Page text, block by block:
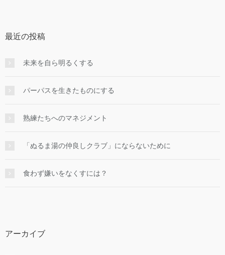
最近の投稿
未来を自ら明るくする
パーパスを生きたものにする
熟練たちへのマネジメント
「ぬるま湯の仲良しクラブ」にならないために
食わず嫌いをなくすには？
アーカイブ